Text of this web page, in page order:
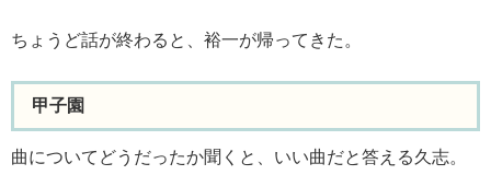
ちょうど話が終わると、裕一が帰ってきた。
甲子園
曲についてどうだったか聞くと、いい曲だと答える久志。